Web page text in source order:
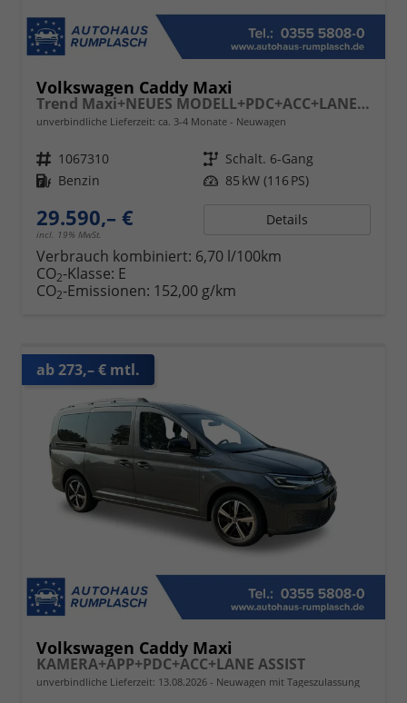
Volkswagen Caddy Maxi
Trend Maxi+NEUES MODELL+PDC+ACC+LANE ASSIST
unverbindliche Lieferzeit: ca. 3-4 Monate Neuwagen
Fahrzeugnr. 1067310 Getriebe Schalt. 6-Gang
Kraftstoff Benzin Leistung 85 kW (116 PS)
29.590,– €
incl. 19% MwSt.
Details
Verbrauch kombiniert: 6,70 l/100km
CO2-Klasse: E
CO2-Emissionen: 152,00 g/km
ab 273,– € mtl.
Volkswagen Caddy Maxi
KAMERA+APP+PDC+ACC+LANE ASSIST
unverbindliche Lieferzeit: 13.08.2026 Neuwagen mit Tageszulassung